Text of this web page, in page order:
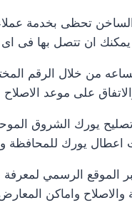
تحظى بخدمة
يمكنك ان تتصل بها فى
من خلال الرقم
على موعد الاصلاح
يورك الشروق
اعطال يورك للمحافظة
الموقع الرسمي لمعرفة
والاصلاح واماكن